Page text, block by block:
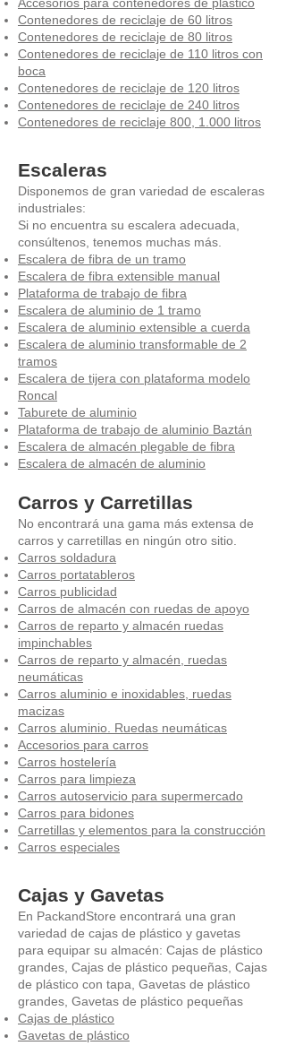
Contenedores de reciclaje de 60 litros
Contenedores de reciclaje de 80 litros
Contenedores de reciclaje de 110 litros con
boca
Contenedores de reciclaje de 120 litros
Contenedores de reciclaje de 240 litros
Contenedores de reciclaje 800, 1.000 litros
Escaleras
Disponemos de gran variedad de escaleras
industriales:
Si no encuentra su escalera adecuada,
consúltenos, tenemos muchas más.
Escalera de fibra de un tramo
Escalera de fibra extensible manual
Plataforma de trabajo de fibra
Escalera de aluminio de 1 tramo
Escalera de aluminio extensible a cuerda
Escalera de aluminio transformable de 2
tramos
Escalera de tijera con plataforma modelo
Roncal
Taburete de aluminio
Plataforma de trabajo de aluminio Baztán
Escalera de almacén plegable de fibra
Escalera de almacén de aluminio
Carros y Carretillas
No encontrará una gama más extensa de
carros y carretillas en ningún otro sitio.
Carros soldadura
Carros portatableros
Carros publicidad
Carros de almacén con ruedas de apoyo
Carros de reparto y almacén ruedas
impinchables
Carros de reparto y almacén, ruedas
neumáticas
Carros aluminio e inoxidables, ruedas
macizas
Carros aluminio. Ruedas neumáticas
Accesorios para carros
Carros hostelería
Carros para limpieza
Carros autoservicio para supermercado
Carros para bidones
Carretillas y elementos para la construcción
Carros especiales
Cajas y Gavetas
En PackandStore encontrará una gran
variedad de cajas de plástico y gavetas
para equipar su almacén: Cajas de plástico
grandes, Cajas de plástico pequeñas, Cajas
de plástico con tapa, Gavetas de plástico
grandes, Gavetas de plástico pequeñas
Cajas de plástico
Gavetas de plástico